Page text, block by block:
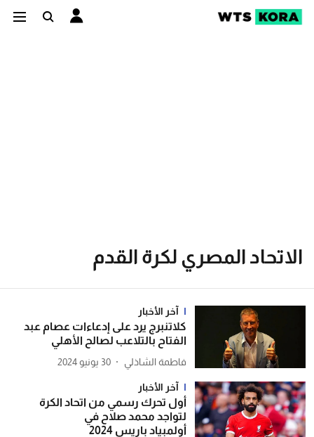
الاتحاد المصري لكرة القدم
آخر الأخبار
كلاتنبرج يرد على إدعاءات عصام عبد
الفتاح بالتلاعب لصالح الأهلي
فاطمة الشاذلي 30 يونيو 2024
آخر الأخبار
أول تحرك رسمي من اتحاد الكرة
لتواجد محمد صلاح في
أولمبياد باريس 2024